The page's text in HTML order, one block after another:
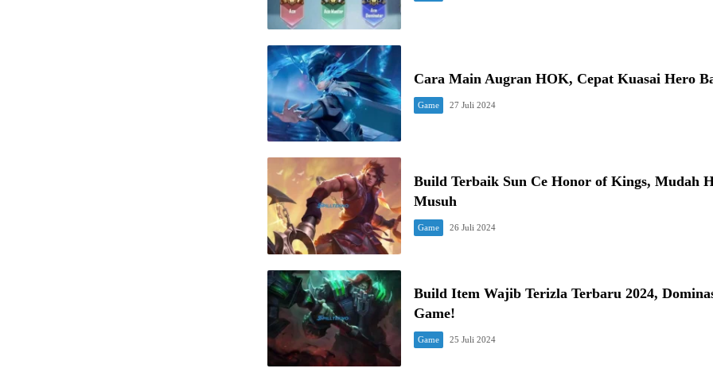
Cara Main Augran HOK, Cepat Kuasai Hero
Game 27 Juli 2024
Build Terbaik Sun Ce Honor of Kings, Mudah
Musuh
Game 26 Juli 2024
Build Item Wajib Terizla Terbaru 2024,
Game!
Game 25 Juli 2024